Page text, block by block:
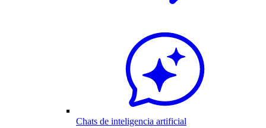
Chats de inteligencia artificial